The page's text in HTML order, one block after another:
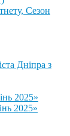
Сезон
Дніпра з
2025»
2025»